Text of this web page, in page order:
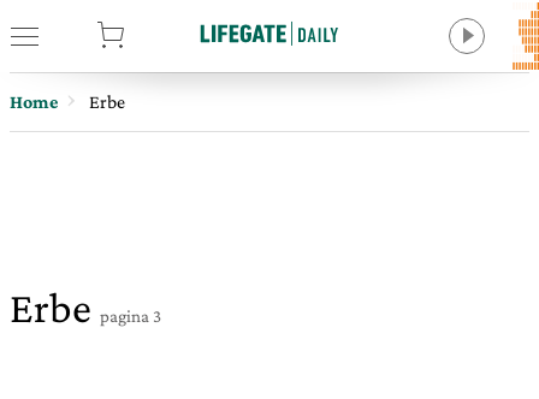
Home Erbe
Erbe pagina 3